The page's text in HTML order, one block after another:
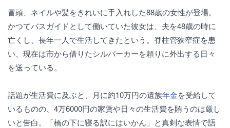
冒頭、ネイルや髪をきれいに手入れした88歳の女性が登場。
かつてバスガイドとして働いていた彼女は、夫を48歳の時に
亡くし、長年一人で生活してきたという。脊柱管狭窄症を患
い、現在は市から借りたシルバーカーを頼りに外出する日々
を送っている。
話題が生活費に及ぶと、月に約10万円の遺族年金を受給して
いるものの、4万6000円の家賃や日々の生活費を賄うのは厳し
いと告白。「橋の下に寝る訳にはいかん」と真剣な表情で語